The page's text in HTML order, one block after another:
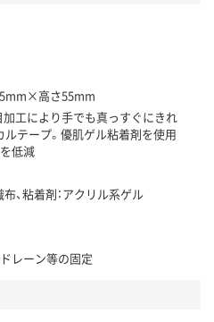
高さ55mm
工により手でも真っすぐにきれ
テープ。優肌ゲル粘着剤を使用
低減
、粘着剤：アクリル系ゲル
ドレーン等の固定